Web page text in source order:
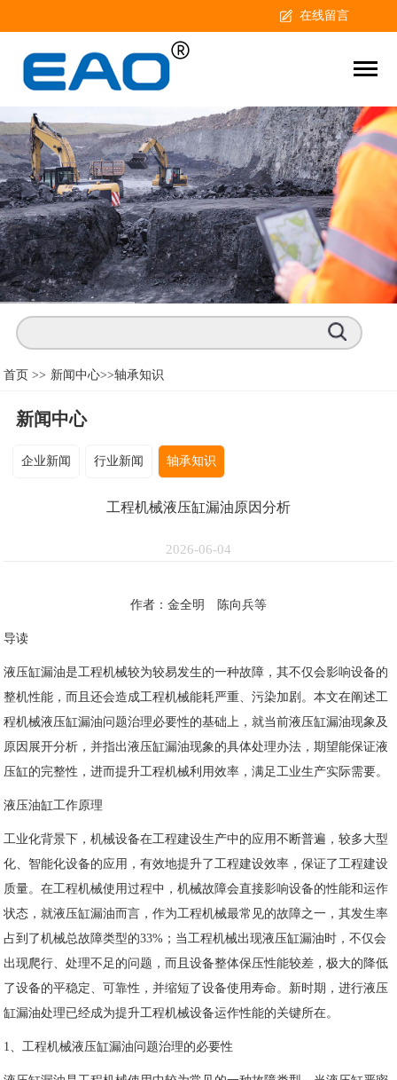
在线留言
首页 >> 新闻中心>>轴承知识
新闻中心
企业新闻 行业新闻 轴承知识
工程机械液压缸漏油原因分析
2026-06-04
作者：金全明 陈向兵等
导读
液压缸漏油是工程机械较为较易发生的一种故障，其不仅会影响设备的
整机性能，而且还会造成工程机械能耗严重、污染加剧。本文在阐述工
程机械液压缸漏油问题治理必要性的基础上，就当前液压缸漏油现象及
原因展开分析，并指出液压缸漏油现象的具体处理办法，期望能保证液
压缸的完整性，进而提升工程机械利用效率，满足工业生产实际需要。
液压油缸工作原理
工业化背景下，机械设备在工程建设生产中的应用不断普遍，较多大型
化、智能化设备的应用，有效地提升了工程建设效率，保证了工程建设
质量。在工程机械使用过程中，机械故障会直接影响设备的性能和运作
状态，就液压缸漏油而言，作为工程机械最常见的故障之一，其发生率
占到了机械总故障类型的33%；当工程机械出现液压缸漏油时，不仅会
出现爬行、处理不足的问题，而且设备整体保压性能较差，极大的降低
了设备的平稳定、可靠性，并缩短了设备使用寿命。新时期，进行液压
缸漏油处理已经成为提升工程机械设备运作性能的关键所在。
1、工程机械液压缸漏油问题治理的必要性